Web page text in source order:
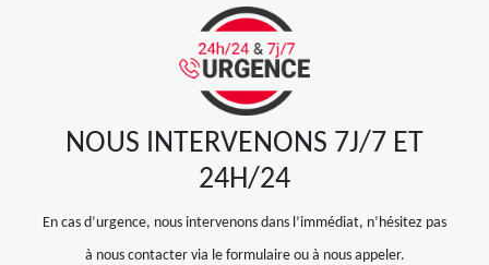
NOUS INTERVENONS 7J/7 ET
24H/24
En cas d’urgence, nous intervenons dans l’immédiat, n’hésitez pas
à nous contacter via le formulaire ou à nous appeler.